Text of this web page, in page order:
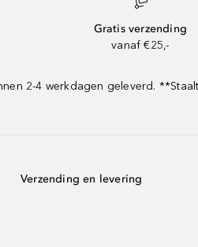
Gratis verzending
vanaf €25,-
2-4 werkdagen geleverd.
Verzending en levering